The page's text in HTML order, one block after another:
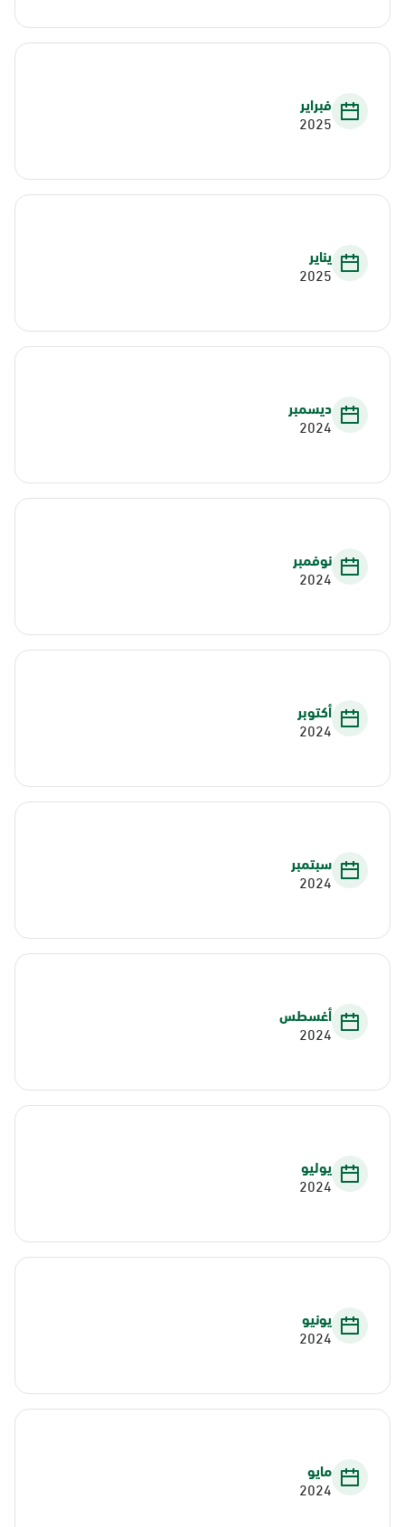
فبراير
2025
يناير
2025
ديسمبر
2024
نوفمبر
2024
أكتوبر
2024
سبتمبر
2024
أغسطس
2024
يوليو
2024
يونيو
2024
مايو
2024